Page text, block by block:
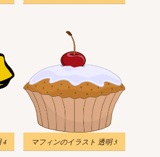
4 マフィンのイラスト 透明 3